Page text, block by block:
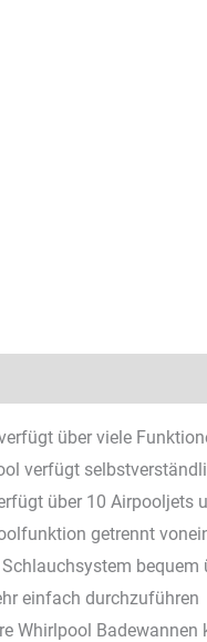
über viele
verfügt
über 10 Airpooljets
getrennt
einfach durchzuführen
Whirlpool